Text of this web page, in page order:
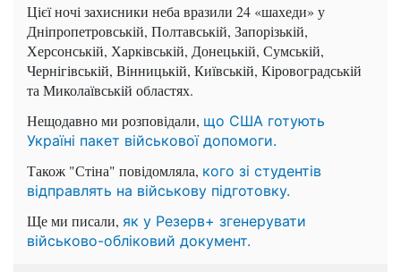
Цієї ночі захисники неба вразили 24 «шахеди» у
Дніпропетровській, Полтавській, Запорізькій,
Херсонській, Харківській, Донецькій, Сумській,
Чернігівській, Вінницькій, Київській, Кіровоградській
та Миколаївській областях.
Нещодавно ми розповідали, що США готують
Україні пакет військової допомоги.
Також "Стіна" повідомляла, кого зі студентів
відправлять на військову підготовку.
Ще ми писали, як у Резерв+ згенерувати
військово-обліковий документ.